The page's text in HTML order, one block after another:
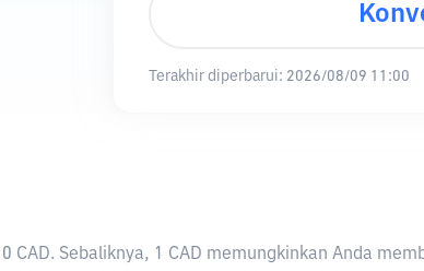
Terakhir diperbarui: 2026/08/09 11:00
CAD. Sebaliknya, 1 CAD memungkinkan Anda